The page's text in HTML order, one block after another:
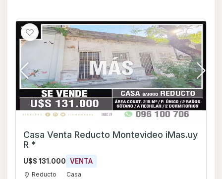
Casa Venta Reducto Montevideo iMas.uy
R *
U$S 131.000 VENTA
Reducto Casa